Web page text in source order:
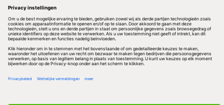
Volg ons
Redactionele partner
Algemene Voorwaarden & Copyrights